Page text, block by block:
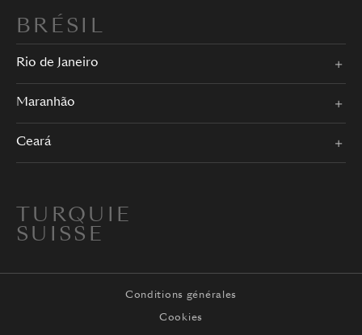
BRÉSIL
Rio de Janeiro
Maranhão
Ceará
TURQUIE
SUISSE
Conditions générales
Cookies